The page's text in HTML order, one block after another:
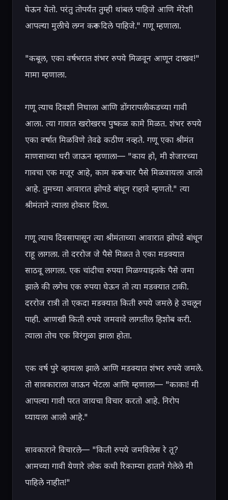
घेऊन येतो. परंतु तोपर्यंत तुम्ही थांबलं पाहिजे आणि मेरेशी
आपल्या मुलीचे लग्न करून दिले पाहिजे." गणू म्हणाला.
"कबूल, एका वर्षभरात शंभर रुपये मिळवून आणून दाखव!"
मामा म्हणाला.
गणू त्याच दिवशी निघाला आणि डोंगरापलीकडच्या गावी
आला. त्या गावात खरोखरच पुष्कळ कामे मिळत. शंभर रुपये
एका वर्षात मिळविणे तेवढे कठीण नव्हते. गणू एका श्रीमंत
माणसाच्या घरी जाऊन म्हणाला— "काय हो, मी शेजारच्या
गावचा एक मजूर आहे, काम करून चार पैसे मिळवायला आलो
आहे. तुमच्या आवारात झोपडे बांधून राहावे म्हणतो." त्या
श्रीमंताने त्याला होकार दिला.
गणू त्याच दिवसापासून त्या श्रीमंताच्या आवारात झोपडे बांधून
राहू लागला. तो दररोज जे पैसे मिळत ते एका मडक्यात
साठवू लागला. एक चांदीचा रुपया मिळण्याइतके पैसे जमा
झाले की लगेच एक रुपया घेऊन तो त्या मडक्यात टाकी.
दररोज रात्री तो एकदा मडक्यात किती रुपये जमले हे उचलून
पाही. आणखी किती रुपये जमवावे लागतील हिशोब करी.
त्याला तोच एक विरंगुळा झाला होता.
एक वर्ष पुरे व्हायला झाले आणि मडक्यात शंभर रुपये जमले.
तो सावकाराला जाऊन भेटला आणि म्हणाला— "काका! मी
आपल्या गावी परत जायचा विचार करतो आहे. निरोप
घ्यायला आलो आहे."
सावकाराने विचारले— "किती रुपये जमविलेस रे तू?
आमच्या गावी येणारे लोक कधी रिकाम्या हाताने गेलेले मी
पाहिले नाहीत!"